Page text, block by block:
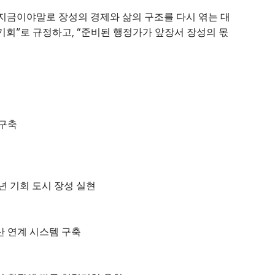
금이야말로 장성의 경제와 삶의 구조를 다시 엮는 대
회 ”로 규정하고, “준비된 행정가가 앞장서 장성의 몫
축
기회 도시 장성 실현
연계 시스템 구축